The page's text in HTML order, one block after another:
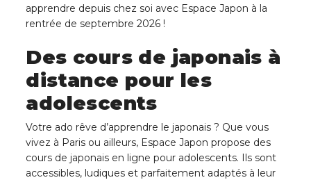
apprendre depuis chez soi avec Espace Japon à la
rentrée de septembre 2026 !
Des cours de japonais à
distance pour les
adolescents
Votre ado rêve d’apprendre le japonais ? Que vous
vivez à Paris ou ailleurs, Espace Japon propose des
cours de japonais en ligne pour adolescents. Ils sont
accessibles, ludiques et parfaitement adaptés à leur